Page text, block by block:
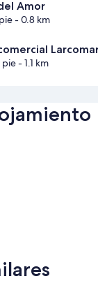
Amor
- 0.8 km
pie- 1.1 km